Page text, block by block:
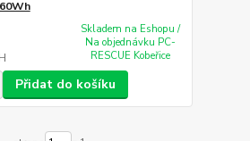
Skladem na Eshopu /
Na objednávku PC-
RESCUE Kobeřice
Přidat do košíku